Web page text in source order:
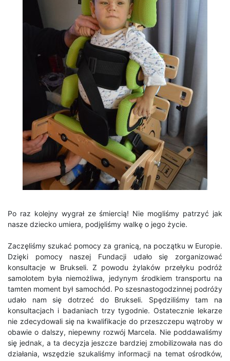
Po raz kolejny wygrał ze śmiercią! Nie mogliśmy patrzyć jak
nasze dziecko umiera, podjęliśmy walkę o jego życie.
Zaczęliśmy szukać pomocy za granicą, na początku w Europie.
Dzięki pomocy naszej Fundacji udało się zorganizować
konsultacje w Brukseli. Z powodu żylaków przełyku podróż
samolotem była niemożliwa, jedynym środkiem transportu na
tamten moment był samochód. Po szesnastogodzinnej podróży
udało nam się dotrzeć do Brukseli. Spędziliśmy tam na
konsultacjach i badaniach trzy tygodnie. Ostatecznie lekarze
nie zdecydowali się na kwalifikacje do przeszczepu wątroby w
obawie o dalszy, niepewny rozwój Marcela. Nie poddawaliśmy
się jednak, a ta decyzja jeszcze bardziej zmobilizowała nas do
działania, wszędzie szukaliśmy informacji na temat ośrodków,